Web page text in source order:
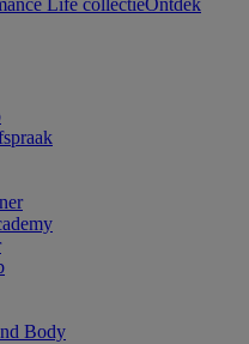
Life collectieOntdek
Body